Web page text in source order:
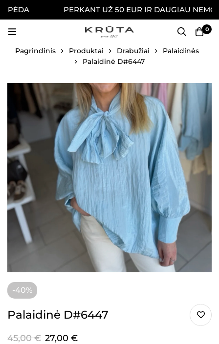
PERKANT UŽ 50 EUR IR DAUGIAU
0
Pagrindinis Produktai Drabužiai
Palaidinės
Palaidinė D#6447
-40%
Palaidinė D#6447
45,00€ 27,00 €